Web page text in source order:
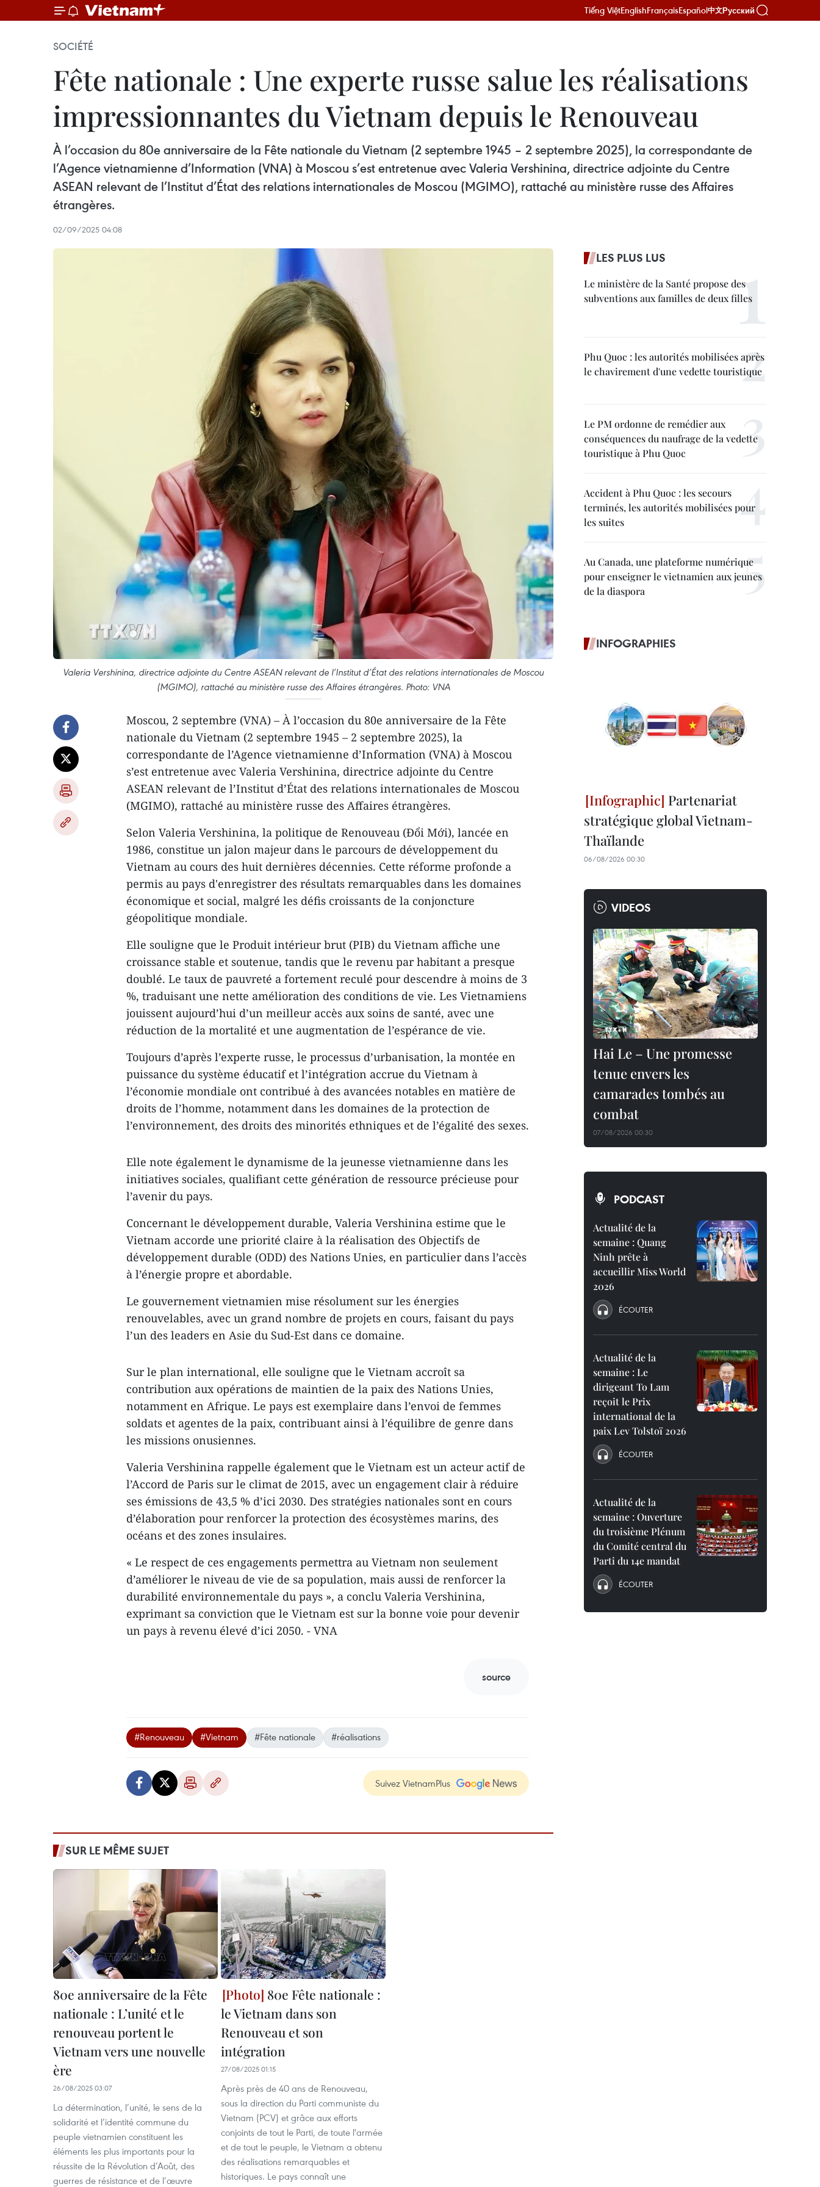
Tiếng ViệtEnglishFrançaisEspañol中文Русский
SOCIÉTÉ
Fête nationale : Une experte russe salue les réalisations
impressionnantes du Vietnam depuis le Renouveau
À l’occasion du 80e anniversaire de la Fête nationale du Vietnam (2 septembre 1945 – 2 septembre 2025), la correspondante de
l’Agence vietnamienne d’Information (VNA) à Moscou s’est entretenue avec Valeria Vershinina, directrice adjointe du Centre
ASEAN relevant de l’Institut d’État des relations internationales de Moscou (MGIMO), rattaché au ministère russe des Affaires
étrangères.
02/09/2025 04:08
Valeria Vershinina, directrice adjointe du Centre ASEAN relevant de l’Institut d’État des relations internationales de Moscou
(MGIMO), rattaché au ministère russe des Affaires étrangères. Photo: VNA
Moscou, 2 septembre (VNA) – À l’occasion du 80e anniversaire de la Fête
nationale du Vietnam (2 septembre 1945 – 2 septembre 2025), la
correspondante de l’Agence vietnamienne d’Information (VNA) à Moscou
s’est entretenue avec Valeria Vershinina, directrice adjointe du Centre
ASEAN relevant de l’Institut d’État des relations internationales de Moscou
(MGIMO), rattaché au ministère russe des Affaires étrangères.
Selon Valeria Vershinina, la politique de Renouveau (Đổi Mới), lancée en
1986, constitue un jalon majeur dans le parcours de développement du
Vietnam au cours des huit dernières décennies. Cette réforme profonde a
permis au pays d'enregistrer des résultats remarquables dans les domaines
économique et social, malgré les défis croissants de la conjoncture
géopolitique mondiale.
Elle souligne que le Produit intérieur brut (PIB) du Vietnam affiche une
croissance stable et soutenue, tandis que le revenu par habitant a presque
doublé. Le taux de pauvreté a fortement reculé pour descendre à moins de 3
%, traduisant une nette amélioration des conditions de vie. Les Vietnamiens
jouissent aujourd’hui d’un meilleur accès aux soins de santé, avec une
réduction de la mortalité et une augmentation de l’espérance de vie.
Toujours d’après l’experte russe, le processus d’urbanisation, la montée en
puissance du système éducatif et l’intégration accrue du Vietnam à
l’économie mondiale ont contribué à des avancées notables en matière de
droits de l’homme, notamment dans les domaines de la protection de
l’environnement, des droits des minorités ethniques et de l’égalité des sexes.
Elle note également le dynamisme de la jeunesse vietnamienne dans les
initiatives sociales, qualifiant cette génération de ressource précieuse pour
l’avenir du pays.
Concernant le développement durable, Valeria Vershinina estime que le
Vietnam accorde une priorité claire à la réalisation des Objectifs de
développement durable (ODD) des Nations Unies, en particulier dans l’accès
à l’énergie propre et abordable.
Le gouvernement vietnamien mise résolument sur les énergies
renouvelables, avec un grand nombre de projets en cours, faisant du pays
l’un des leaders en Asie du Sud-Est dans ce domaine.
Sur le plan international, elle souligne que le Vietnam accroît sa
contribution aux opérations de maintien de la paix des Nations Unies,
notamment en Afrique. Le pays est exemplaire dans l’envoi de femmes
soldats et agentes de la paix, contribuant ainsi à l’équilibre de genre dans
les missions onusiennes.
Valeria Vershinina rappelle également que le Vietnam est un acteur actif de
l’Accord de Paris sur le climat de 2015, avec un engagement clair à réduire
ses émissions de 43,5 % d’ici 2030. Des stratégies nationales sont en cours
d’élaboration pour renforcer la protection des écosystèmes marins, des
océans et des zones insulaires.
« Le respect de ces engagements permettra au Vietnam non seulement
d’améliorer le niveau de vie de sa population, mais aussi de renforcer la
durabilité environnementale du pays », a conclu Valeria Vershinina,
exprimant sa conviction que le Vietnam est sur la bonne voie pour devenir
un pays à revenu élevé d’ici 2050. - VNA
source
#Renouveau #Vietnam #Fête nationale #réalisations
Suivez VietnamPlus
SUR LE MÊME SUJET
80e anniversaire de la Fête
nationale : L’unité et le
renouveau portent le
Vietnam vers une nouvelle
ère
26/08/2025 03:07
La détermination, l’unité, le sens de la
solidarité et l’identité commune du
peuple vietnamien constituent les
éléments les plus importants pour la
réussite de la Révolution d’Août, des
guerres de résistance et de l’œuvre
80e Fête nationale :
le Vietnam dans son
Renouveau et son
intégration
27/08/2025 01:15
Après près de 40 ans de Renouveau,
sous la direction du Parti communiste du
Vietnam (PCV) et grâce aux efforts
conjoints de tout le Parti, de toute l'armée
et de tout le peuple, le Vietnam a obtenu
des réalisations remarquables et
historiques. Le pays connaît une
LES PLUS LUS
Le ministère de la Santé propose des
subventions aux familles de deux filles
Phu Quoc : les autorités mobilisées après
le chavirement d'une vedette touristique
Le PM ordonne de remédier aux
conséquences du naufrage de la vedette
touristique à Phu Quoc
Accident à Phu Quoc : les secours
terminés, les autorités mobilisées pour
les suites
Au Canada, une plateforme numérique
pour enseigner le vietnamien aux jeunes
de la diaspora
INFOGRAPHIES
Partenariat
stratégique global Vietnam-
Thaïlande
06/08/2026 00:30
VIDEOS
Hai Le – Une promesse
tenue envers les
camarades tombés au
combat
07/08/2026 00:30
PODCAST
Actualité de la
semaine : Quang
Ninh prête à
accueillir Miss World
2026
ÉCOUTER
Actualité de la
semaine : Le
dirigeant To Lam
reçoit le Prix
international de la
paix Lev Tolstoï 2026
ÉCOUTER
Actualité de la
semaine : Ouverture
du troisième Plénum
du Comité central du
Parti du 14e mandat
ÉCOUTER